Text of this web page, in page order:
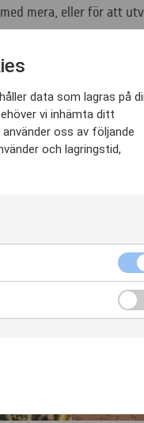
mera, eller för att
data som lagras på
vi inhämta ditt
oss av följande
och lagringstid,